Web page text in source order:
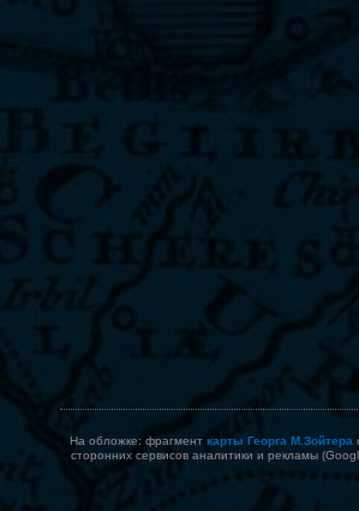
На обложке: фрагмент карты Георга М.Зойтера
сторонних сервисов аналитики и рекламы